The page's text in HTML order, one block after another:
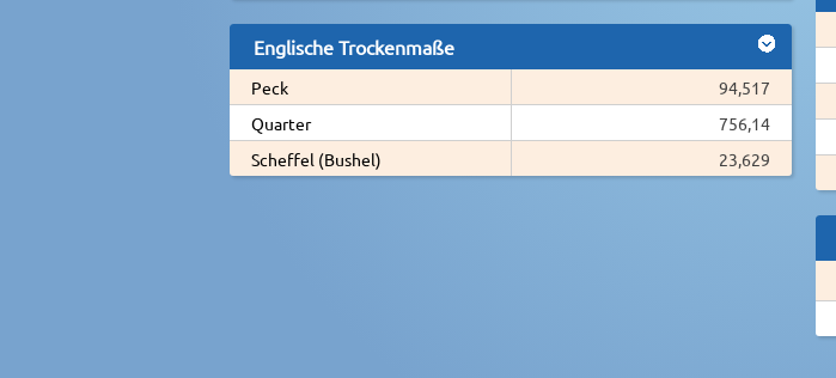
Englische Trockenmaße
Peck
94,517
Quarter
756,14
Scheffel (Bushel)
23,629